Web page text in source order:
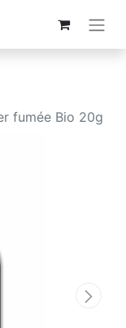
fumée Bio 20g